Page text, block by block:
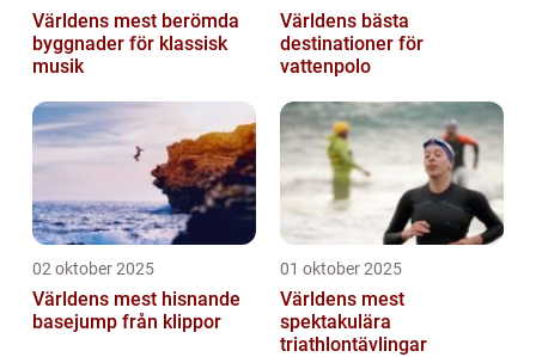
Världens mest berömda
byggnader för klassisk
musik
Världens bästa
destinationer för
vattenpolo
02 oktober 2025
Världens mest hisnande
basejump från klippor
01 oktober 2025
Världens mest
spektakulära
triathlontävlingar